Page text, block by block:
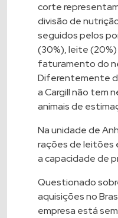
corte
divisão de
seguidos pelos
(30%),leite(20%)
faturamento do
Diferentemente
aCargillnão tem
animais de
Na unidade de
rações de leitões
a capacidade de
Questionado
aquisições no
empresa está